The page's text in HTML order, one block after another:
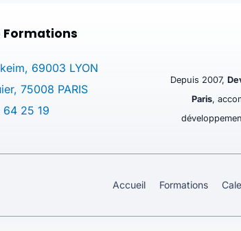
Formations
69003 LYON
75008 PARIS
64 25 19
Depuis 2007,
Paris,
Accueil Formations